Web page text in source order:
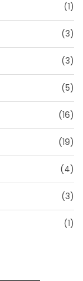
(1)
(3)
(3)
(5)
(16)
(19)
(4)
(3)
(1)